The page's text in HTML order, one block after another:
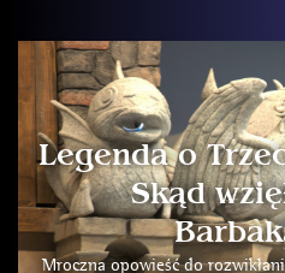
Legenda o
Skąd
Mroczna opowieść do